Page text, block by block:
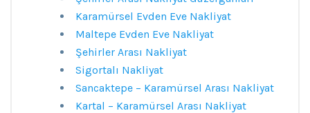
Karamürsel Evden Eve Nakliyat
Maltepe Evden Eve Nakliyat
Şehirler Arası Nakliyat
Sigortalı Nakliyat
Sancaktepe – Karamürsel Arası Nakliyat
Kartal – Karamürsel Arası Nakliyat